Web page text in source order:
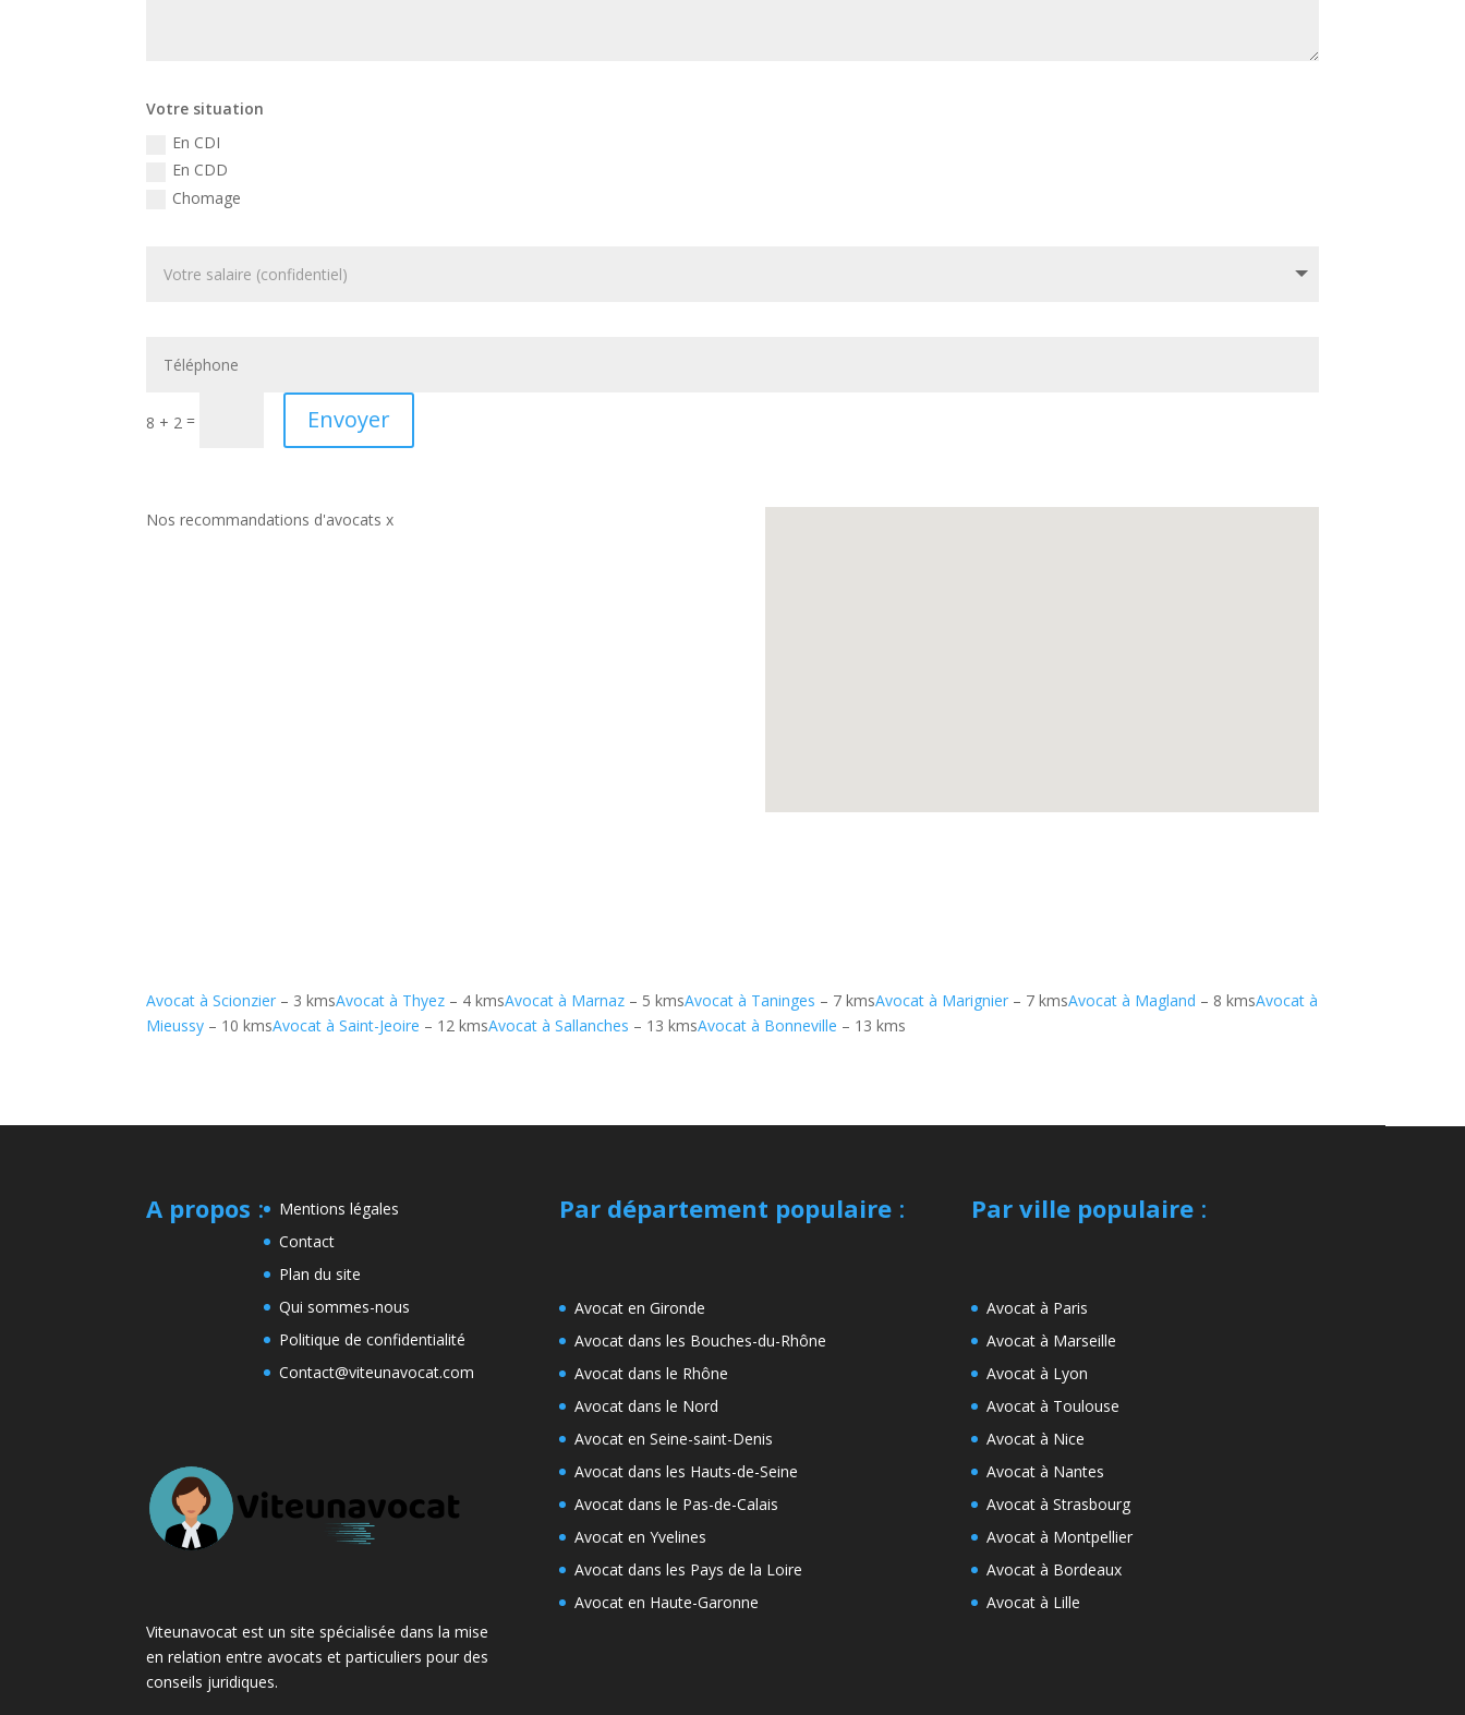
Votre situation
En CDI
En CDD
Chomage
8 + 2 = Envoyer
Nos recommandations d'avocats x
Avocat à Scionzier – 3 kmsAvocat à Thyez – 4 kmsAvocat à Marnaz – 5 kmsAvocat à Taninges – 7 kmsAvocat à Marignier – 7 kmsAvocat à Magland – 8 kmsAvocat à
Mieussy – 10 kmsAvocat à Saint-Jeoire – 12 kmsAvocat à Sallanches – 13 kmsAvocat à Bonneville – 13 kms
A propos :
Mentions légales
Contact
Plan du site
Qui sommes-nous
Politique de confidentialité
Contact@viteunavocat.com
Viteunavocat est un site spécialisée dans la mise
en relation entre avocats et particuliers pour des
conseils juridiques.
Par département populaire:
Avocat en Gironde
Avocat dans les Bouches-du-Rhône
Avocat dans le Rhône
Avocat dans le Nord
Avocat en Seine-saint-Denis
Avocat dans les Hauts-de-Seine
Avocat dans le Pas-de-Calais
Avocat en Yvelines
Avocat dans les Pays de la Loire
Avocat en Haute-Garonne
Par ville populaire:
Avocat à Paris
Avocat à Marseille
Avocat à Lyon
Avocat à Toulouse
Avocat à Nice
Avocat à Nantes
Avocat à Strasbourg
Avocat à Montpellier
Avocat à Bordeaux
Avocat à Lille